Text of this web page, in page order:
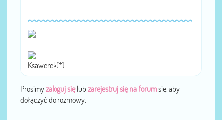
Ksawerek(*)
Prosimyzaloguj sięlub zarejestruj się na forumsię, aby
dołączyć do rozmowy.